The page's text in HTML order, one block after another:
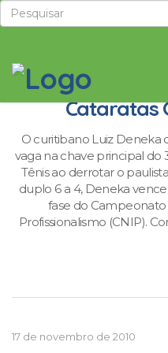
Curitibano
Cataratas
O curitibano Luiz Deneka
vaga na chave principal do
Tênis ao derrotar o
duplo 6 a 4, Deneka
fase do
Profissionalismo (CNIP).
17 de novembro de 2010